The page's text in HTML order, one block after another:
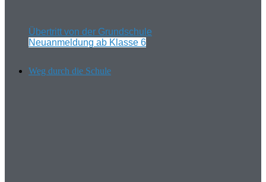
Übertritt von der Grundschule
Neuanmeldung ab Klasse 6
Weg durch die Schule